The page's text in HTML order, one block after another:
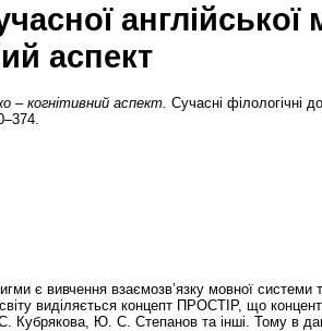
англійської
аспект
– когнітивний аспект. Сучасні філологічні
є вивчення взаємозв’язку мовної системи
світу виділяється концепт ПРОСТІР, що
Кубрякова, Ю. С. Степанов та інші. Тому в